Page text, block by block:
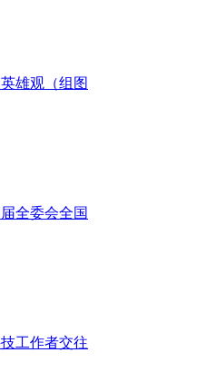
雄观（组图
全委会全国
工作者交往